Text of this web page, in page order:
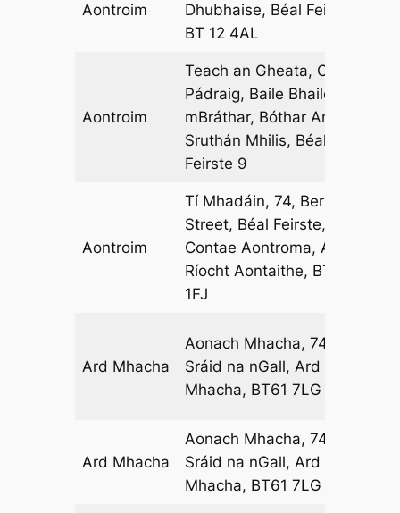
Aontroim
Dhubhaise, Béal Feirste,
BT 12 4AL
Aontroim
Teach an Gheata, Cill
Pádraig, Baile Bhaile na
mBráthar, Bóthar An
Sruthán Mhilis, Béal
Feirste 9
Aontroim
Tí Mhadáin, 74, Berry
Street, Béal Feirste,
Contae Aontroma, An
Ríocht Aontaithe, BT1
1FJ
Ard Mhacha
Aonach Mhacha, 74-76
Sráid na nGall, Ard
Mhacha, BT61 7LG
Ard Mhacha
Aonach Mhacha, 74-76
Sráid na nGall, Ard
Mhacha, BT61 7LG